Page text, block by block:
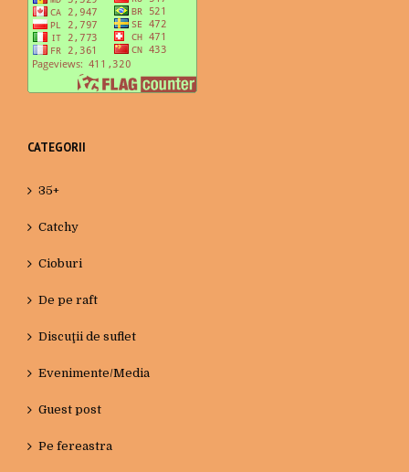
CATEGORII
35+
Catchy
Cioburi
De pe raft
Discuţii de suflet
Evenimente/Media
Guest post
Pe fereastra